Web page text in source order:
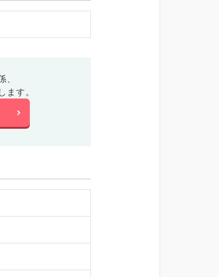
、
す。